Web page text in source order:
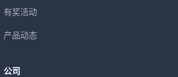
有奖活动
产品动态
公司